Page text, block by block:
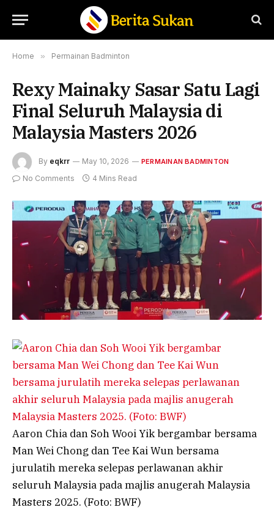
Home » Permainan Badminton
Rexy Mainaky Sasar Satu Lagi
Final Seluruh Malaysia di
Malaysia Masters 2026
By eqkrr May 10, 2026 PERMAINAN BADMINTON
No Comments 4 Mins Read
Aaron Chia dan Soh Wooi Yik bergambar bersama
Man Wei Chong dan Tee Kai Wun bersama
jurulatih mereka selepas perlawanan akhir
seluruh Malaysia pada majlis anugerah Malaysia
Masters 2025. (Foto: BWF)